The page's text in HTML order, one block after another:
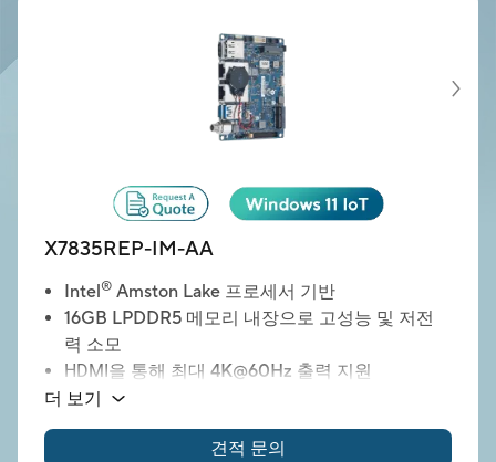
X7835REP-IM-AA
Intel® Amston Lake 프로세서 기반
16GB LPDDR5 메모리 내장으로 고성능 및 저전
력 소모
HDMI을 통해 최대 4K@60Hz 출력 지원
듀얼 LAN
화
다양한 산업용 장치 연결을 위한
더 보기
견적 문의